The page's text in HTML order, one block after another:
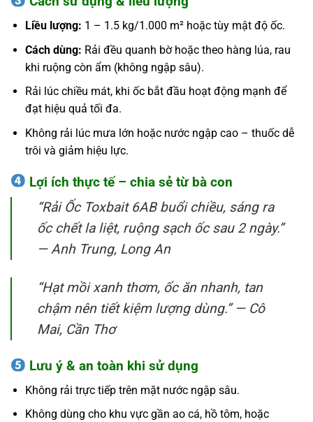
Liều lượng: 1 – 1.5 kg/1.000 m² hoặc tùy mật độ ốc.
Cách dùng: Rải đều quanh bờ hoặc theo hàng lúa, rau
khi ruộng còn ẩm (không ngập sâu).
Rải lúc chiều mát, khi ốc bắt đầu hoạt động mạnh để
đạt hiệu quả tối đa.
Không rải lúc mưa lớn hoặc nước ngập cao – thuốc dễ
trôi và giảm hiệu lực.
Lợi ích thực tế – chia sẻ từ bà con
“Rải Ốc Toxbait 6AB buổi chiều, sáng ra
ốc chết la liệt, ruộng sạch ốc sau 2 ngày.”
— Anh Trung, Long An
“Hạt mồi xanh thơm, ốc ăn nhanh, tan
chậm nên tiết kiệm lượng dùng.” — Cô
Mai, Cần Thơ
Lưu ý & an toàn khi sử dụng
Không rải trực tiếp trên mặt nước ngập sâu.
Không dùng cho khu vực gần ao cá, hồ tôm, hoặc